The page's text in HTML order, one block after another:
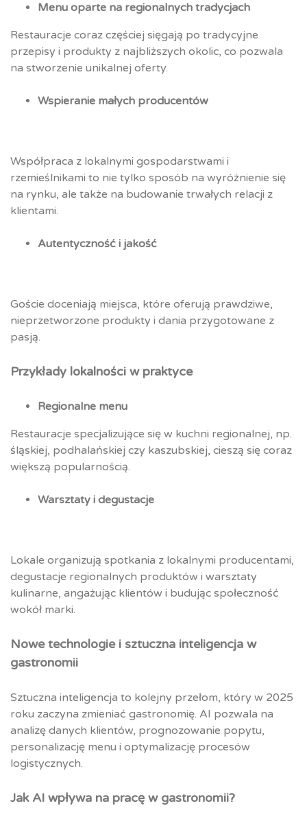
Menu oparte na regionalnych tradycjach
Restauracje coraz częściej sięgają po tradycyjne
przepisy i produkty z najbliższych okolic, co pozwala
na stworzenie unikalnej oferty.
Wspieranie małych producentów
Współpraca z lokalnymi gospodarstwami i
rzemieślnikami to nie tylko sposób na wyróżnienie się
na rynku, ale także na budowanie trwałych relacji z
klientami.
Autentyczność i jakość
Goście doceniają miejsca, które oferują prawdziwe,
nieprzetworzone produkty i dania przygotowane z
pasją.
Przykłady lokalności w praktyce
Regionalne menu
Restauracje specjalizujące się w kuchni regionalnej, np.
śląskiej, podhalańskiej czy kaszubskiej, cieszą się coraz
większą popularnością.
Warsztaty i degustacje
Lokale organizują spotkania z lokalnymi producentami,
degustacje regionalnych produktów i warsztaty
kulinarne, angażując klientów i budując społeczność
wokół marki.
Nowe technologie i sztuczna inteligencja w
gastronomii
Sztuczna inteligencja to kolejny przełom, który w 2025
roku zaczyna zmieniać gastronomię. AI pozwala na
analizę danych klientów, prognozowanie popytu,
personalizację menu i optymalizację procesów
logistycznych.
Jak AI wpływa na pracę w gastronomii?